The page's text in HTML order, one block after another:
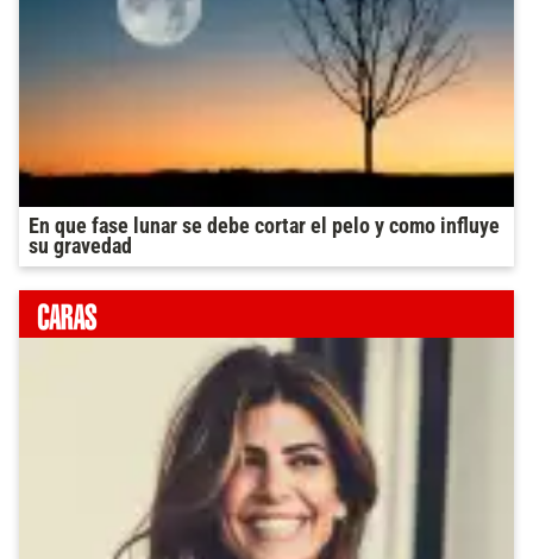
En que fase lunar se debe cortar el pelo y como influye
su gravedad